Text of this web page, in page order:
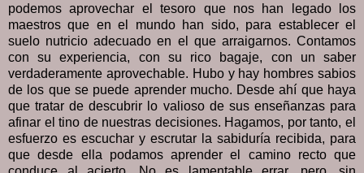
podemos aprovechar el tesoro que nos han legado los
maestros que en el mundo han sido, para establecer el
suelo nutricio adecuado en el que arraigarnos. Contamos
con su experiencia, con su rico bagaje, con un saber
verdaderamente aprovechable. Hubo y hay hombres sabios
de los que se puede aprender mucho. Desde ahí que haya
que tratar de descubrir lo valioso de sus enseñanzas para
afinar el tino de nuestras decisiones. Hagamos, por tanto, el
esfuerzo es escuchar y escrutar la sabiduría recibida, para
que desde ella podamos aprender el camino recto que